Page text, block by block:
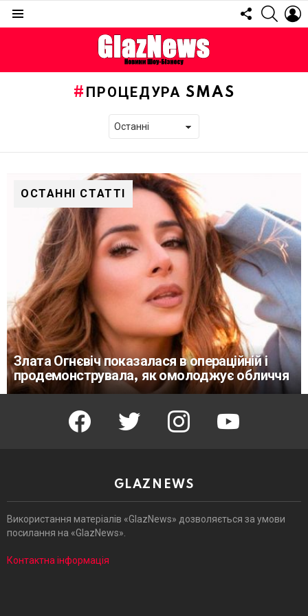
FOLLOW
US
ПРОЦЕДУРА SMAS
ОСТАННІ СТАТТІ
Злата Огнєвіч показалася в операційній і
продемонструвала, як омолоджує обличчя
facebook twitter instagram youtube
GLAZNEWS
Використання матеріалів «GlazNews» дозволяється за умови
посилання на «GlazNews».
Контактна інформація